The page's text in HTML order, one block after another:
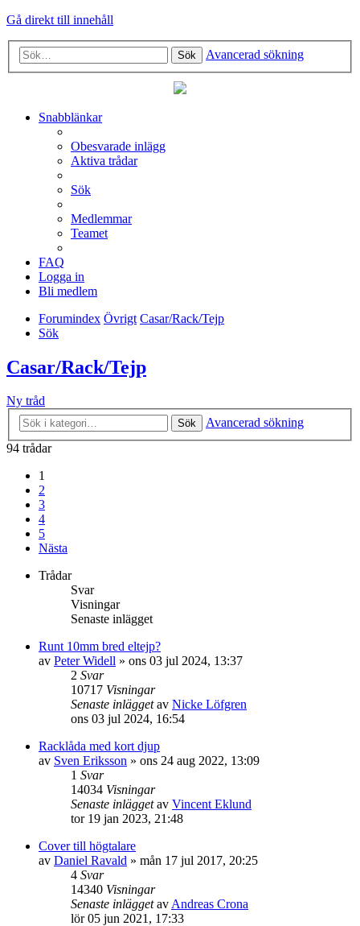
Gå direkt till innehåll
Sök Avancerad sökning
Snabblänkar
Obesvarade inlägg
Aktiva trådar
Sök
Medlemmar
Teamet
FAQ
Logga in
Bli medlem
Forumindex Övrigt Casar/Rack/Tejp
Sök
Casar/Rack/Tejp
Ny tråd
Sök
Avancerad sökning
94 trådar
1
2
3
4
5
Nästa
Trådar
Svar
Visningar
Senaste inlägget
Runt 10mm bred eltejp?
av Peter Widell » ons 03 jul 2024, 13:37
2 Svar
10717 Visningar
Senaste inläggetav Nicke Löfgren
ons 03 jul 2024, 16:54
Racklåda med kort djup
av Sven Eriksson » ons 24 aug 2022, 13:09
1 Svar
14034 Visningar
Senaste inläggetav Vincent Eklund
tor 19 jan 2023, 21:48
Cover till högtalare
av Daniel Ravald » mån 17 jul 2017, 20:25
4 Svar
14340 Visningar
Senaste inläggetav Andreas Crona
lör 05 jun 2021, 17:33